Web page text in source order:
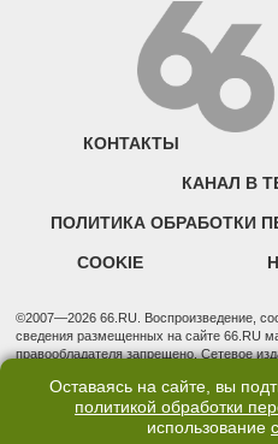
КОНТАКТЫ
КАНАЛ В
ПОЛИТИКА ОБРАБОТКИ
COOKIE
©2007—2026 66.RU. Воспроизведение,
сведения размещенных на сайте 66.RU
правообладателя запрещено. Сетевое
надзору в сфере связи,
(Роскомнадзор). Регистрационный
Учредитель: Общество с ограниченной
Оставаясь на сайте, вы
политикой обработки
использование